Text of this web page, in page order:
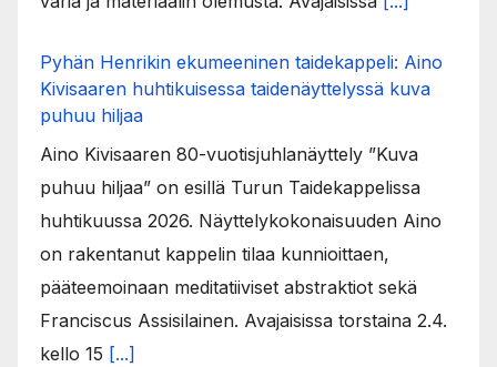
Pyhän Henrikin ekumeeninen taidekappeli: Aino
Kivisaaren huhtikuisessa taidenäyttelyssä kuva
puhuu hiljaa
Aino Kivisaaren 80-vuotisjuhlanäyttely ”Kuva
puhuu hiljaa” on esillä Turun Taidekappelissa
huhtikuussa 2026. Näyttelykokonaisuuden Aino
on rakentanut kappelin tilaa kunnioittaen,
pääteemoinaan meditatiiviset abstraktiot sekä
Franciscus Assisilainen. Avajaisissa torstaina 2.4.
kello 15 [...]